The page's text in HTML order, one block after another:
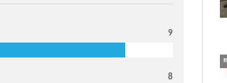
9
8